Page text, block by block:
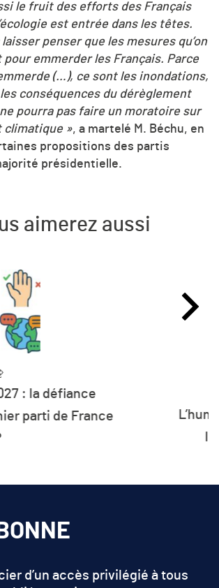
le fruit des efforts des Français
est entrée dans les têtes.
laisser penser que les mesures qu’on
emmerder les Français. Parce
(…), ce sont les inondations,
conséquences du dérèglement
pourra pas faire un moratoire sur
climatique », a martelé M. Béchu, en
propositions des partis
présidentielle.
aimerez aussi
vit désormais à crédit sur
ressources de la planète
d’un accès privilégié à tous